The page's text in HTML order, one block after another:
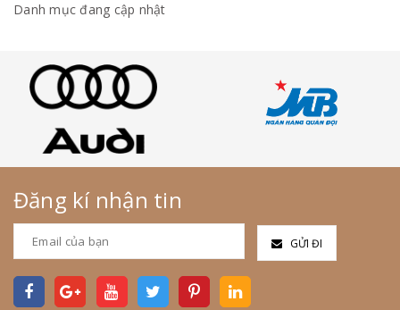
Danh mục đang cập nhật
Đăng kí nhận tin
GỬI ĐI